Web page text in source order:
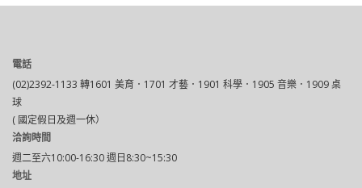
電話
(02)2392-1133 轉1601 美育．1701 才藝．1901 科學．1905 音樂．1909 桌
球
( 國定假日及週一休）
洽詢時間
週二至六10:00-16:30 週日8:30~15:30
地址